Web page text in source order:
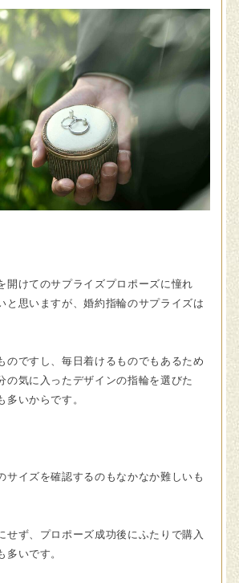
開けてのサプライズプロポーズに憧れ
と思いますが、婚約指輪のサプライズは
のですし、毎日着けるものでもあるため
の気に入ったデザインの指輪を選びた
多いからです。
サイズを確認するのもなかなか難しいも
せず、プロポーズ成功後にふたりで購入
多いです。